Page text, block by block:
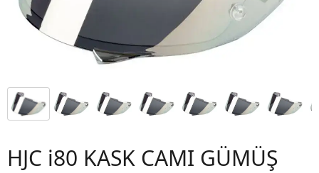
HJC i80 KASK CAMI GÜMÜŞ